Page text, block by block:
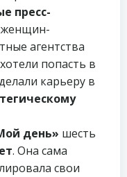
пресс-
женщин-
агентства
попасть в
карьеру в
день» шесть
. Она сама
свои